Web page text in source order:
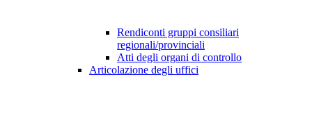
Rendiconti gruppi consiliari
regionali/provinciali
Atti degli organi di controllo
Articolazione degli uffici